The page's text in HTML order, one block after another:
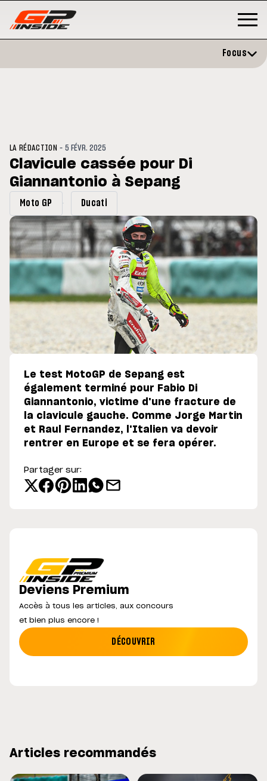
du GP de Grande-
MOTO GP
Focus
LA RÉDACTION -5 FÉVR. 2025
Clavicule cassée pour Di
Giannantonio à Sepang
Moto GP Ducati
Le test MotoGP de Sepang est
également terminé pour Fabio Di
Giannantonio, victime d'une fracture de
la clavicule gauche. Comme Jorge Martin
et Raul Fernandez, l'Italien va devoir
rentrer en Europe et se fera opérer.
Partager sur:
Deviens Premium
Accès à tous les articles, aux concours
et bien plus encore !
DÉCOUVRIR
Articles recommandés